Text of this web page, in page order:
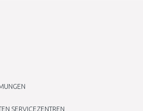
SERVICEZENTREN